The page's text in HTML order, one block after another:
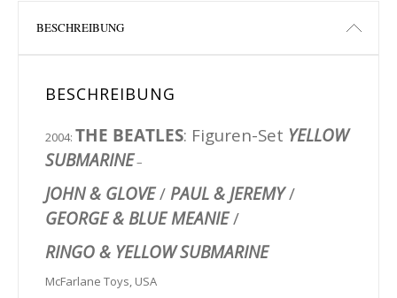
BESCHREIBUNG
BESCHREIBUNG
2004: THE BEATLES: Figuren-Set YELLOW
SUBMARINE–
JOHN & GLOVE/ PAUL & JEREMY/
GEORGE & BLUE MEANIE/
RINGO & YELLOW SUBMARINE
McFarlane Toys, USA